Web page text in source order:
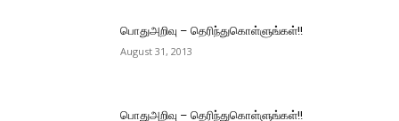
பொதுஅறிவு – தெரிந்துகொள்ளுங்கள்!!
August 31, 2013
பொதுஅறிவு – தெரிந்துகொள்ளுங்கள்!!